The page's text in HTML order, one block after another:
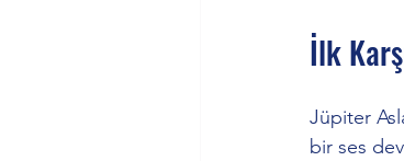
İlk
Jüpiter
bir ses